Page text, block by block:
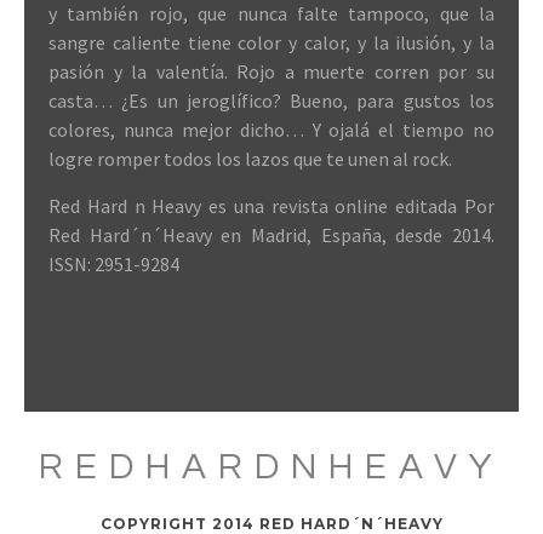
y también rojo, que nunca falte tampoco, que la
sangre caliente tiene color y calor, y la ilusión, y la
pasión y la valentía. Rojo a muerte corren por su
casta… ¿Es un jeroglífico? Bueno, para gustos los
colores, nunca mejor dicho… Y ojalá el tiempo no
logre romper todos los lazos que te unen al rock.
Red Hard n Heavy es una revista online editada Por
Red Hard´n´Heavy en Madrid, España, desde 2014.
ISSN: 2951-9284
REDHARDNHEAVY
COPYRIGHT 2014 RED HARD´N´HEAVY